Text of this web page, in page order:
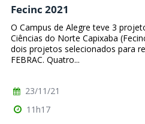
Fecinc 2021
O Campus de Alegre teve 3
Ciências do Norte Capixaba
dois projetos selecionados para
FEBRAC. Quatro...
23/11/21
11h17